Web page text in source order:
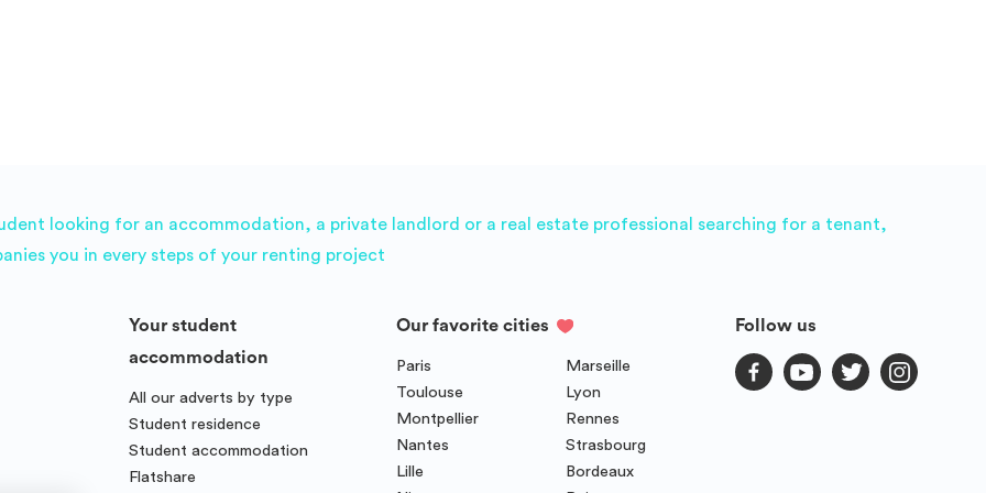
looking for an accommodation, a private landlord or a real estate professional searching for a tenant,
you in every steps of your renting project
Your student
accommodation
All our adverts by type
Student residence
Student accommodation
Flatshare
Our favorite cities
Paris
Marseille
Toulouse
Lyon
Montpellier
Rennes
Nantes
Strasbourg
Lille
Bordeaux
Follow us